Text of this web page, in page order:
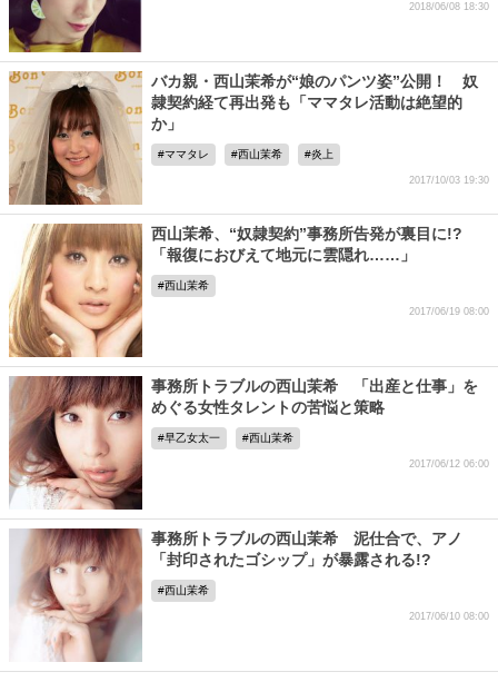
2018/06/08 18:30
バカ親・西山茉希が“娘のパンツ姿”公開！ 奴
隷契約経て再出発も「ママタレ活動は絶望的
か」
ママタレ 西山茉希 炎上
2017/10/03 19:30
西山茉希、“奴隷契約”事務所告発が裏目に!?
「報復におびえて地元に雲隠れ……」
西山茉希
2017/06/19 08:00
事務所トラブルの西山茉希 「出産と仕事」を
めぐる女性タレントの苦悩と策略
早乙女太一 西山茉希
2017/06/12 06:00
事務所トラブルの西山茉希 泥仕合で、アノ
「封印されたゴシップ」が暴露される!?
西山茉希
2017/06/10 08:00